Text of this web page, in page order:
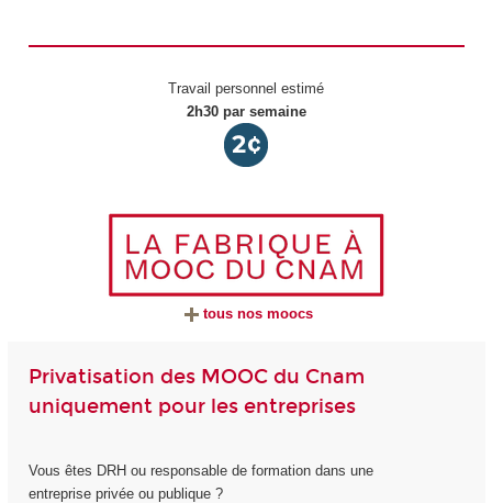
Travail personnel estimé
2h30 par semaine
tous nos moocs
Privatisation des MOOC du Cnam
uniquement pour les entreprises
Vous êtes DRH ou responsable de formation dans une
entreprise privée ou publique ?